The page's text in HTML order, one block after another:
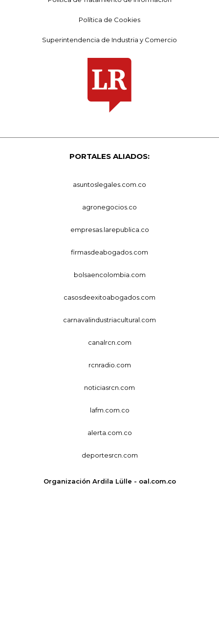
Política de Cookies
Superintendencia de Industria y Comercio
PORTALES ALIADOS:
asuntoslegales.com.co
agronegocios.co
empresas.larepublica.co
firmasdeabogados.com
bolsaencolombia.com
casosdeexitoabogados.com
carnavalindustriacultural.com
canalrcn.com
rcnradio.com
noticiasrcn.com
lafm.com.co
alerta.com.co
deportesrcn.com
Organización Ardila Lülle - oal.com.co